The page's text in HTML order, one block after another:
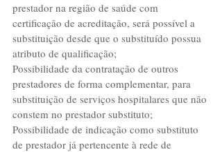
prestador na região de saúde com
certificação de acreditação, será possível a
substituição desde que o substituído possua
atributo de qualificação;
Possibilidade da contratação de outros
prestadores de forma complementar, para
substituição de serviços hospitalares que não
constem no prestador substituto;
Possibilidade de indicação como substituto
de prestador já pertencente à rede de